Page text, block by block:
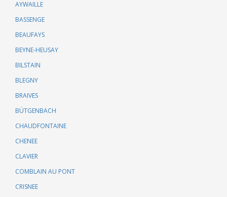
AYWAILLE
BASSENGE
BEAUFAYS
BEYNE-HEUSAY
BILSTAIN
BLEGNY
BRAIVES
BÜTGENBACH
CHAUDFONTAINE
CHENEE
CLAVIER
COMBLAIN AU PONT
CRISNEE